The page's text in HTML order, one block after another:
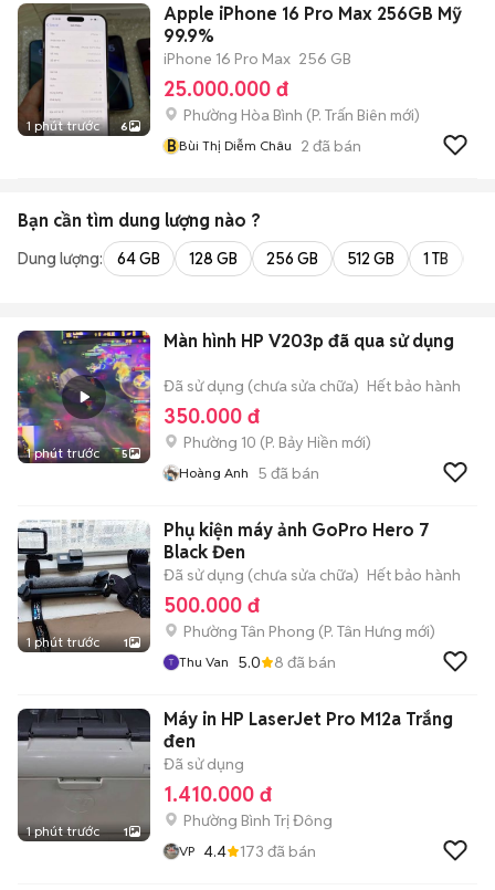
1 phút trước 6
Apple iPhone 16 Pro Max 256GB Mỹ
99.9%
iPhone 16 Pro Max 256 GB
25.000.000 đ
Phường Hòa Bình (P. Trấn Biên mới)
BBùi Thị Diễm Châu 2 đã bán
Bạn cần tìm dung lượng nào ?
Dung lượng: 64 GB 128 GB 256 GB 512 GB 1 TB
1 phút trước 5
Màn hình HP V203p đã qua sử dụng
Đã sử dụng (chưa sửa chữa) Hết bảo hành
350.000 đ
Phường 10 (P. Bảy Hiền mới)
Hoàng Anh 5 đã bán
1 phút trước 1
Phụ kiện máy ảnh GoPro Hero 7
Black Đen
Đã sử dụng (chưa sửa chữa) Hết bảo hành
500.000 đ
Phường Tân Phong (P. Tân Hưng mới)
Thu Van 5.0 8 đã bán
1 phút trước 1
Máy in HP LaserJet Pro M12a Trắng
đen
Đã sử dụng
1.410.000 đ
Phường Bình Trị Đông
VP 4.4 173 đã bán